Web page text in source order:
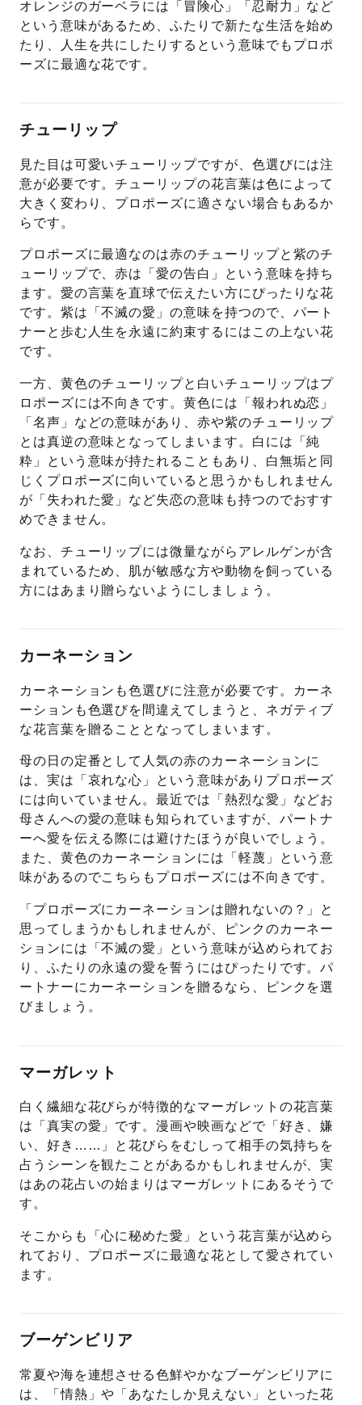
オレンジのガーベラには「冒険心」「忍耐力」など
という意味があるため、ふたりで新たな生活を始め
たり、人生を共にしたりするという意味でもプロポ
ーズに最適な花です。
チューリップ
見た目は可愛いチューリップですが、色選びには注
意が必要です。チューリップの花言葉は色によって
大きく変わり、プロポーズに適さない場合もあるか
らです。
プロポーズに最適なのは赤のチューリップと紫のチ
ューリップで、赤は「愛の告白」という意味を持ち
ます。愛の言葉を直球で伝えたい方にぴったりな花
です。紫は「不滅の愛」の意味を持つので、パート
ナーと歩む人生を永遠に約束するにはこの上ない花
です。
一方、黄色のチューリップと白いチューリップはプ
ロポーズには不向きです。黄色には「報われぬ恋」
「名声」などの意味があり、赤や紫のチューリップ
とは真逆の意味となってしまいます。白には「純
粋」という意味が持たれることもあり、白無垢と同
じくプロポーズに向いていると思うかもしれません
が「失われた愛」など失恋の意味も持つのでおすす
めできません。
なお、チューリップには微量ながらアレルゲンが含
まれているため、肌が敏感な方や動物を飼っている
方にはあまり贈らないようにしましょう。
カーネーション
カーネーションも色選びに注意が必要です。カーネ
ーションも色選びを間違えてしまうと、ネガティブ
な花言葉を贈ることとなってしまいます。
母の日の定番として人気の赤のカーネーションに
は、実は「哀れな心」という意味がありプロポーズ
には向いていません。最近では「熱烈な愛」などお
母さんへの愛の意味も知られていますが、パートナ
ーへ愛を伝える際には避けたほうが良いでしょう。
また、黄色のカーネーションには「軽蔑」という意
味があるのでこちらもプロポーズには不向きです。
「プロポーズにカーネーションは贈れないの？」と
思ってしまうかもしれませんが、ピンクのカーネー
ションには「不滅の愛」という意味が込められてお
り、ふたりの永遠の愛を誓うにはぴったりです。パ
ートナーにカーネーションを贈るなら、ピンクを選
びましょう。
マーガレット
白く繊細な花びらが特徴的なマーガレットの花言葉
は「真実の愛」です。漫画や映画などで「好き、嫌
い、好き……」と花びらをむしって相手の気持ちを
占うシーンを観たことがあるかもしれませんが、実
はあの花占いの始まりはマーガレットにあるそうで
す。
そこからも「心に秘めた愛」という花言葉が込めら
れており、プロポーズに最適な花として愛されてい
ます。
ブーゲンビリア
常夏や海を連想させる色鮮やかなブーゲンビリアに
は、「情熱」や「あなたしか見えない」といった花